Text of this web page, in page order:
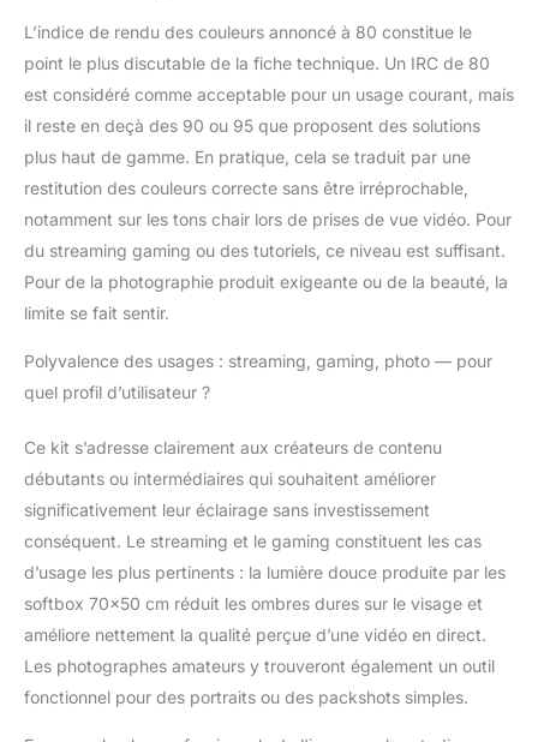
lumière. 📦 ENSEMBLE
COMPLET - Contient 2
softbox 70x50 cm
avec diffuseurs, 2
lampes de studio LED
48W, 2 trépieds
réglables (68 - 200
cm), 2 télécommandes,
1x sac de transport en
nylon de luxe et 1x
manuel. Facile à
et les tournages en
le transport de votre
matériel.
L’indice de rendu des couleurs annoncé à 80 constitue le
point le plus discutable de la fiche technique. Un IRC de 80
est considéré comme acceptable pour un usage courant, mais
il reste en deçà des 90 ou 95 que proposent des solutions
plus haut de gamme. En pratique, cela se traduit par une
restitution des couleurs correcte sans être irréprochable,
notamment sur les tons chair lors de prises de vue vidéo. Pour
du streaming gaming ou des tutoriels, ce niveau est suffisant.
Pour de la photographie produit exigeante ou de la beauté, la
limite se fait sentir.
Polyvalence des usages : streaming, gaming, photo — pour
quel profil d’utilisateur ?
Ce kit s’adresse clairement aux créateurs de contenu
débutants ou intermédiaires qui souhaitent améliorer
significativement leur éclairage sans investissement
conséquent. Le streaming et le gaming constituent les cas
d’usage les plus pertinents : la lumière douce produite par les
softbox 70×50 cm réduit les ombres dures sur le visage et
améliore nettement la qualité perçue d’une vidéo en direct.
Les photographes amateurs y trouveront également un outil
fonctionnel pour des portraits ou des packshots simples.